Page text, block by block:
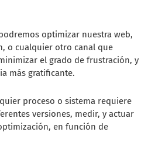
optimizar nuestra web,
o cualquier otro canal que
el grado de frustración, y
más gratificante.
proceso o sistema requiere
versiones, medir, y actuar
en función de